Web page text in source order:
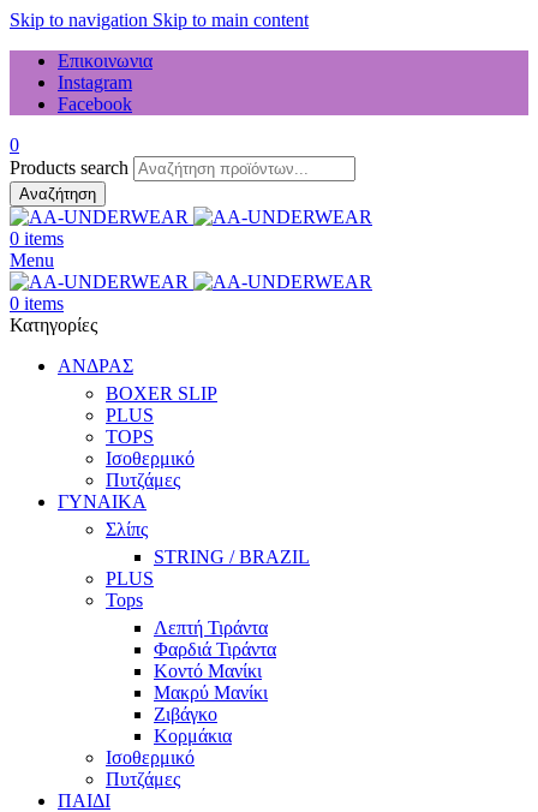
Skip to navigation Skip to main content
Επικοινωνια
Instagram
Facebook
0
Products search
Αναζήτηση
0 items
Menu
0 items
Κατηγορίες
ΑΝΔΡΑΣ
BOXER SLIP
PLUS
TOPS
Ισοθερμικό
Πυτζάμες
ΓΥΝΑΙΚΑ
Σλίπς
STRING / BRAZIL
PLUS
Tops
Λεπτή Τιράντα
Φαρδιά Τιράντα
Κοντό Μανίκι
Μακρύ Μανίκι
Ζιβάγκο
Κορμάκια
Ισοθερμικό
Πυτζάμες
ΠΑΙΔΙ